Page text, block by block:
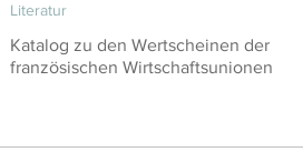
Literatur
Katalog zu den Wertscheinen der
französischen Wirtschaftsunionen